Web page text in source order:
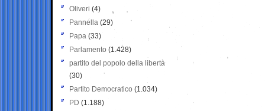
Oliveri (4)
Pannella (29)
Papa (33)
Parlamento (1.428)
partito del popolo della libertà
(30)
Partito Democratico (1.034)
PD (1.188)